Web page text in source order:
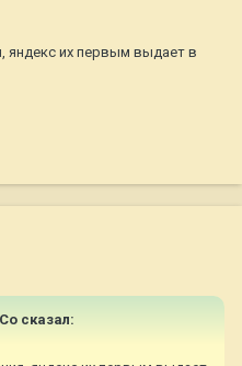
яндекс их первым выдает в
сказал: